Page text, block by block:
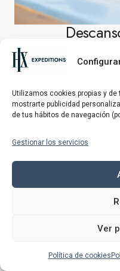
Utilizamos cookies propias y
mostrarte publicidad
de tus hábitos de navegación
Gestionar los servicios
Ver
Política de cookies
Tras horas
nuestro spa son dos
un día inolvidable.
al aire libre, sauna y
y bienvenido